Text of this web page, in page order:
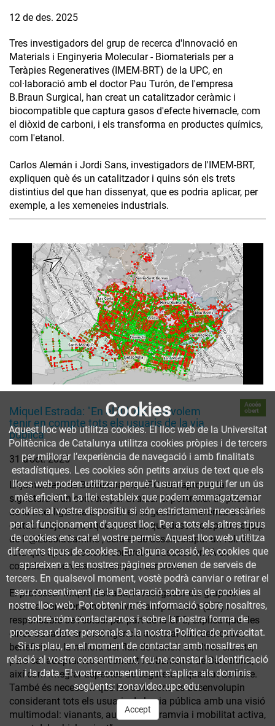
12 de des. 2025
Tres investigadors del grup de recerca d'Innovació en
Materials i Enginyeria Molecular - Biomaterials per a
Teràpies Regeneratives (IMEM-BRT) de la UPC, en
col·laboració amb el doctor Pau Turón, de l'empresa
B.Braun Surgical, han creat un catalitzador ceràmic i
biocompatible que captura gasos d'efecte hivernacle, com
el diòxid de carboni, i els transforma en productes químics,
com l'etanol.
Carlos Alemán i Jordi Sans, investigadors de l'IMEM-BRT,
expliquen què és un catalitzador i quins són els trets
distintius del que han dissenyat, que es podria aplicar, per
exemple, a les xemeneies industrials.
Miquel Estrada: "En el full de ruta volem
tenir en compte tots els usuaris de la via
pública"
Accés
obert
31 d’oct. 2025
L’Ajuntament de Barcelona i la UPC han aprovat la
signatura d’un conveni per avaluar el potencial d’aplicació
de la intel·ligència artificial en la gestió semafòrica a la
ciutat. L’objectiu d’aquest estudi, que desenvolupa un equip
de l' @EscolaCamins , serà el de desenvolupar un full de
ruta que aporti accions concretes basades en IA en
corredors i serveis de transport concrets.
El professor Miquel Estrada, investigador del grup de
recerca Barcelona Innovative Transportation (BIT) i
responsable de l’estudi per part de la UPC, explica que “les
eines basades en intel·ligència artificial han demostrat
beneficis en la millora del flux de trànsit en altres ciutats,
però cal adaptar-les al context i urbanisme de Barcelona,
així com integrar aspectes de seguretat i qualitat de l’aire.
També és necessari que les solucions es desenvolupin
considerant tots els usuaris de la via pública amb una visió
multimodal: vianants, autobusos, tramvia i mobilitat activa,
Cookies
Aquest lloc web utilitza cookies. El lloc web de la Universitat
Politècnica de Catalunya utilitza cookies pròpies i de tercers
per millorar l’experiència de navegació i amb finalitats
estadístiques. Les cookies són petits arxius de text que els
llocs web poden utilitzar perquè l’usuari en pugui fer un ús
més eficient. La llei estableix que podem emmagatzemar
cookies al vostre dispositiu si són estrictament necessàries
per al funcionament d'aquest lloc. Per a tots els altres tipus
de cookies ens cal el vostre permís. Aquest lloc web utilitza
diferents tipus de cookies. En alguna ocasió, les cookies que
apareixen a les nostres pàgines provenen de serveis de
tercers. En qualsevol moment, vostè podrà canviar o retirar el
seu consentiment de la Declaració sobre ús de cookies al
nostre lloc web. Pot obtenir més informació sobre nosaltres,
sobre cóm contactar-nos i sobre la nostra forma de
processar dates personals a la nostra Política de privacitat.
Si us plau, en el moment de contactar amb nosaltres en
relació al vostre consentiment, feu-ne constar la identificació
i la data. El vostre consentiment s'aplica als dominis
següents: zonavideo.upc.edu.
Accept